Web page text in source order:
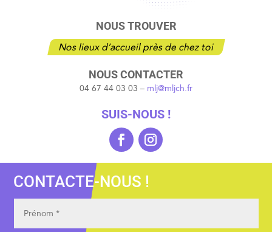
NOUS TROUVER
Nos lieux d’accueil près de chez toi
NOUS CONTACTER
04 67 44 03 03 – mlj@mljch.fr
SUIS-NOUS !
CONTACTE-NOUS !